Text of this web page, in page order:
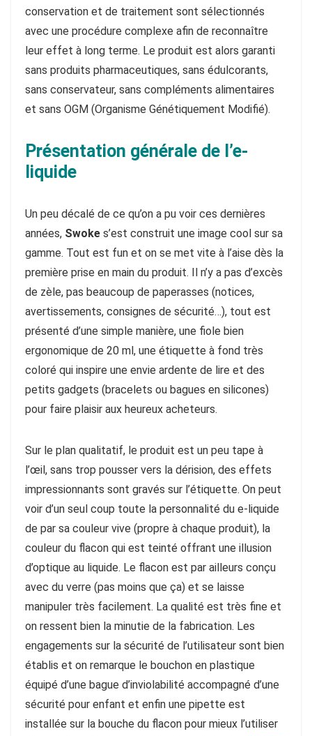
conservation et de traitement sont sélectionnés
avec une procédure complexe afin de reconnaître
leur effet à long terme. Le produit est alors garanti
sans produits pharmaceutiques, sans édulcorants,
sans conservateur, sans compléments alimentaires
et sans OGM (Organisme Génétiquement Modifié).
Présentation générale de l’e-
liquide
Un peu décalé de ce qu’on a pu voir ces dernières
années, Swoke s’est construit une image cool sur sa
gamme. Tout est fun et on se met vite à l’aise dès la
première prise en main du produit. Il n’y a pas d’excès
de zèle, pas beaucoup de paperasses (notices,
avertissements, consignes de sécurité…), tout est
présenté d’une simple manière, une fiole bien
ergonomique de 20 ml, une étiquette à fond très
coloré qui inspire une envie ardente de lire et des
petits gadgets (bracelets ou bagues en silicones)
pour faire plaisir aux heureux acheteurs.
Sur le plan qualitatif, le produit est un peu tape à
l’œil, sans trop pousser vers la dérision, des effets
impressionnants sont gravés sur l’étiquette. On peut
voir d’un seul coup toute la personnalité du e-liquide
de par sa couleur vive (propre à chaque produit), la
couleur du flacon qui est teinté offrant une illusion
d’optique au liquide. Le flacon est par ailleurs conçu
avec du verre (pas moins que ça) et se laisse
manipuler très facilement. La qualité est très fine et
on ressent bien la minutie de la fabrication. Les
engagements sur la sécurité de l’utilisateur sont bien
établis et on remarque le bouchon en plastique
équipé d’une bague d’inviolabilité accompagné d’une
sécurité pour enfant et enfin une pipette est
installée sur la bouche du flacon pour mieux l’utiliser